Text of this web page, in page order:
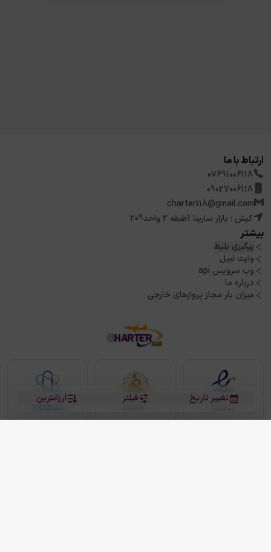
ارزانترین فیلتر تغییر تاریخ
ارتباط با ما
07691006118
09027006118
charter118@gmail.com
کیش : بازار سارینا 1طبقه 2 واحد209
بیشتر
پیگیری بلیط
وایت لیبل
وب سرویس api
درباره ما
میزان بار مجاز پروازهای خارجی